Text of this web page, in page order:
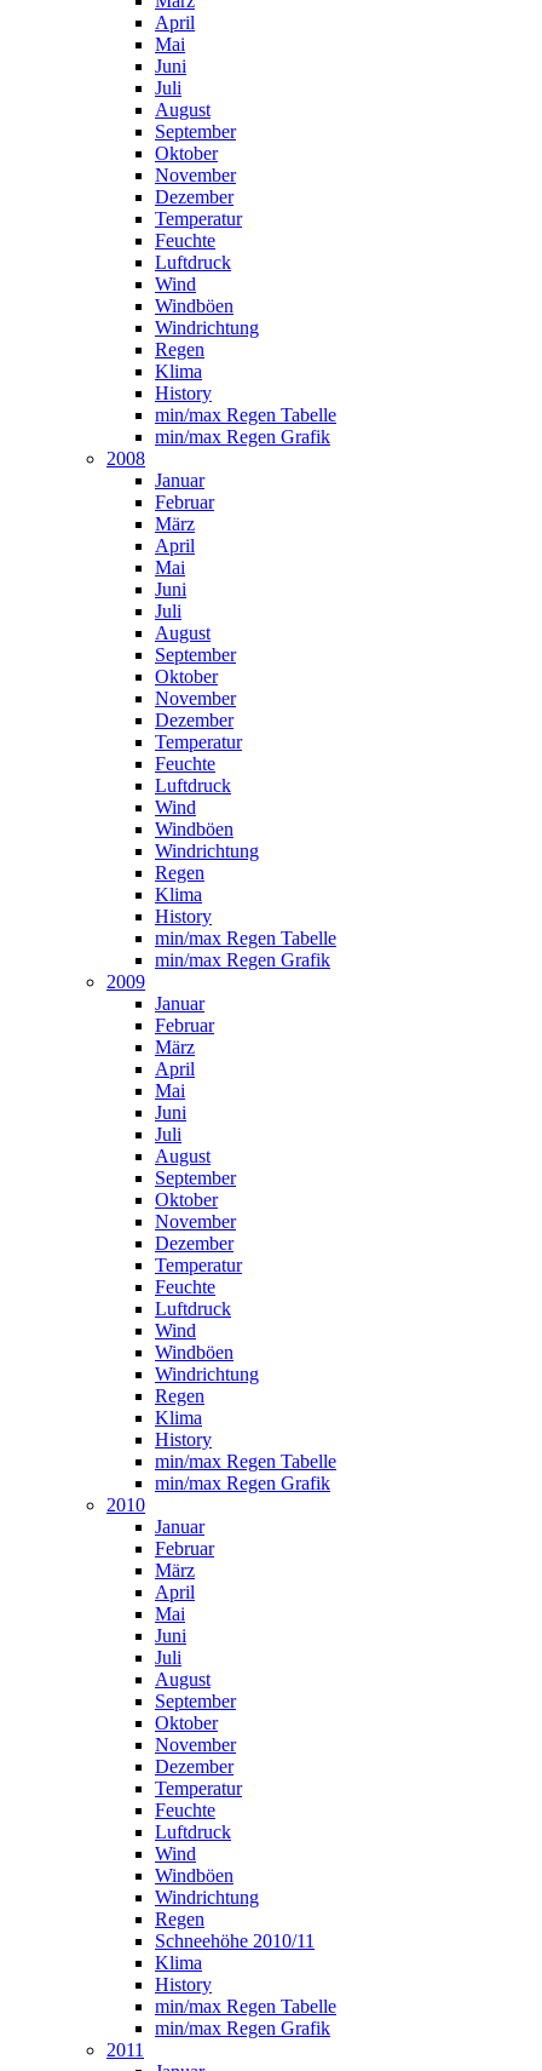
April
Mai
Juni
Juli
August
September
Oktober
November
Dezember
Temperatur
Feuchte
Luftdruck
Wind
Windböen
Windrichtung
Regen
Klima
History
min/max Regen Tabelle
min/max Regen Grafik
2008
Januar
Februar
März
April
Mai
Juni
Juli
August
September
Oktober
November
Dezember
Temperatur
Feuchte
Luftdruck
Wind
Windböen
Windrichtung
Regen
Klima
History
min/max Regen Tabelle
min/max Regen Grafik
2009
Januar
Februar
März
April
Mai
Juni
Juli
August
September
Oktober
November
Dezember
Temperatur
Feuchte
Luftdruck
Wind
Windböen
Windrichtung
Regen
Klima
History
min/max Regen Tabelle
min/max Regen Grafik
2010
Januar
Februar
März
April
Mai
Juni
Juli
August
September
Oktober
November
Dezember
Temperatur
Feuchte
Luftdruck
Wind
Windböen
Windrichtung
Regen
Schneehöhe 2010/11
Klima
History
min/max Regen Tabelle
min/max Regen Grafik
2011